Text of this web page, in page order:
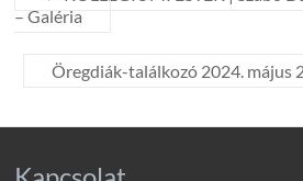
– Galéria
Öregdiák-találkozó 2024. május